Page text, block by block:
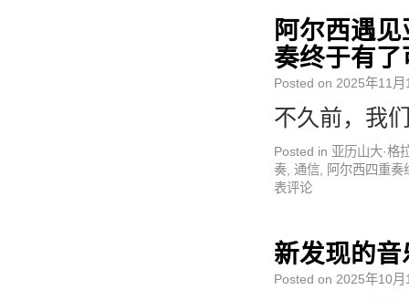
阿尔西遇
奏终于有
Posted on 2025年11月
不久前，我
Posted in 亚历山大·格
奏 通信
阿尔西四重奏
表评论
新发现的音
Posted on 2025年10月